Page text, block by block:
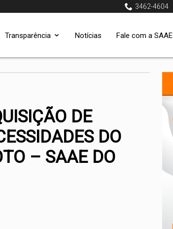
3462-4604
Fale com a SAAE
Notícias
Transparência
DE
DO
– SAAE DO